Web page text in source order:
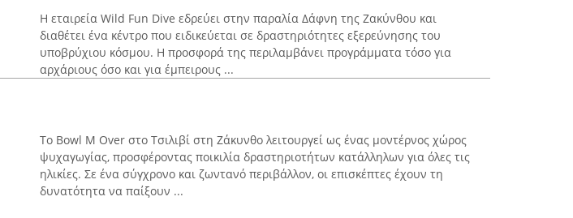
Η εταιρεία Wild Fun Dive εδρεύει στην παραλία Δάφνη της Ζακύνθου και
διαθέτει ένα κέντρο που ειδικεύεται σε δραστηριότητες εξερεύνησης του
υποβρύχιου κόσμου. Η προσφορά της περιλαμβάνει προγράμματα τόσο για
αρχάριους όσο και για έμπειρους ...
Το Bowl M Over στο Τσιλιβί στη Ζάκυνθο λειτουργεί ως ένας μοντέρνος χώρος
ψυχαγωγίας, προσφέροντας ποικιλία δραστηριοτήτων κατάλληλων για όλες τις
ηλικίες. Σε ένα σύγχρονο και ζωντανό περιβάλλον, οι επισκέπτες έχουν τη
δυνατότητα να παίξουν ...